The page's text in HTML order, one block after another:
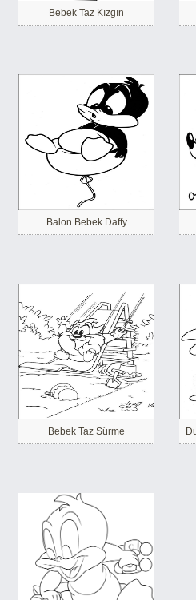
Bebek Taz Kızgın
Balon Bebek Daffy
Bebek Taz Sürme